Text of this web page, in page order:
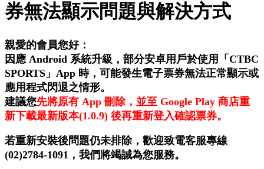
券無法顯示問題與解決方式
親愛的會員您好：
因應 Android 系統升級，部分安卓用戶於使用「CTBC
SPORTS」App 時，可能發生電子票券無法正常顯示或
應用程式閃退之情形。
建議您先將原有 App 刪除，並至 Google Play 商店重
新下載最新版本(1.0.9) 後再重新登入確認票券。
若重新安裝後問題仍未排除，歡迎致電客服專線
(02)2784-1091，我們將竭誠為您服務。